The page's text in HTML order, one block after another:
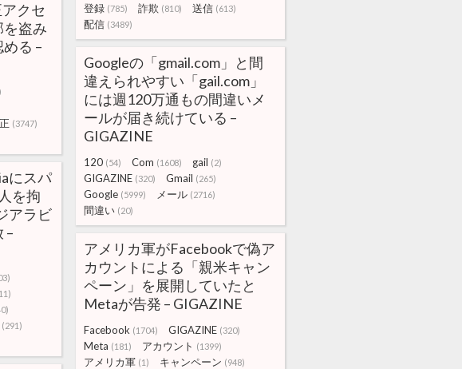
登録 (785) 詐欺 (810) 送信 (613)
配信 (3489)
クセ
を盗み
る –
(3747)
Googleの「gmail.com」と間
違えられやすい「gail.com」
には週120万通もの間違いメ
ールが届き続けている –
GIGAZINE
120 (54) Com (1608) gail (2)
GIGAZINE (320) Gmail (265)
Google (5999) メール (2716)
間違い (20)
にスパ
を拘
アラビ
–
(291)
アメリカ軍がFacebookで偽ア
カウントによる「親米キャン
ペーン」を展開していたと
Metaが告発 – GIGAZINE
Facebook (1704) GIGAZINE (320)
Meta (181) アカウント (1399)
アメリカ軍 (1) キャンペーン (948)